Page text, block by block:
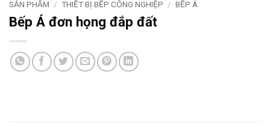
SẢN PHẨM / THIẾT BỊ BẾP CÔNG NGHIỆP / BẾP Á
Bếp Á đơn họng đắp đất